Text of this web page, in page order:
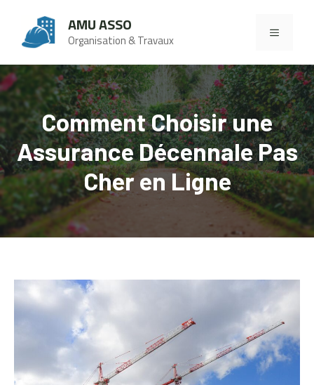
contenu
AMU ASSO
Organisation & Travaux
MENU
Comment Choisir une
Assurance Décennale Pas
Cher en Ligne